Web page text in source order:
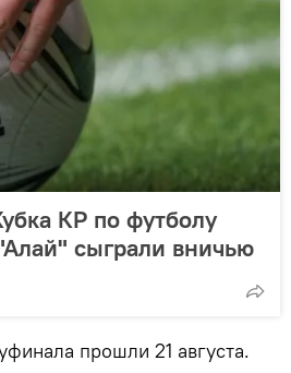
КР по футболу
сыграли вничью
прошли 21 августа.